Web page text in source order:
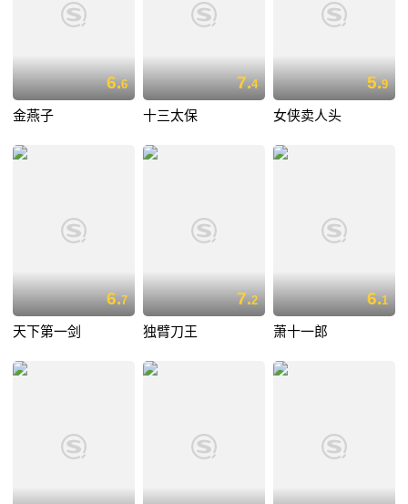
6.6
金燕子
7.4
十三太保
5.9
女侠卖人头
6.7
天下第一剑
7.2
独臂刀王
6.1
萧十一郎